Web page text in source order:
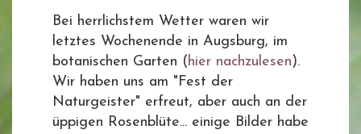
Bei herrlichstem Wetter waren wir
letztes Wochenende in Augsburg, im
botanischen Garten (hier nachzulesen).
Wir haben uns am "Fest der
Naturgeister" erfreut, aber auch an der
üppigen Rosenblüte... einige Bilder habe